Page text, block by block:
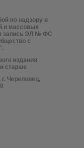
по надзору в
и массовых
запись ЭЛ № ФС
с
издания
старше
Череповец,